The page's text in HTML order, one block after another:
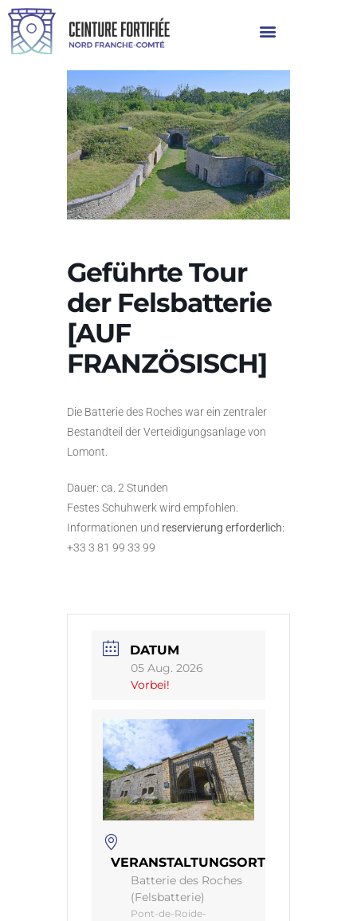
Geführte Tour
der Felsbatterie
[AUF
FRANZÖSISCH]
Die Batterie des Roches war ein zentraler
Bestandteil der Verteidigungsanlage von
Lomont.
Dauer: ca. 2 Stunden
Festes Schuhwerk wird empfohlen.
Informationen und reservierung erforderlich:
+33 3 81 99 33 99
DATUM
05 Aug. 2026
Vorbei!
VERANSTALTUNGSORT
Batterie des Roches
(Felsbatterie)
Pont-de-Roide-